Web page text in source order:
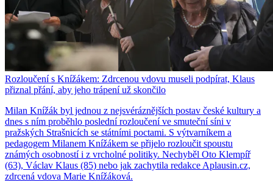
Rozloučení s Knížákem: Zdrcenou vdovu museli podpírat, Klaus
přiznal přání, aby jeho trápení už skončilo
Milan Knížák byl jednou z nejsvéráznějších postav české kultury a
dnes s ním proběhlo poslední rozloučení ve smuteční síni v
pražských Strašnicích se státními poctami. S výtvarníkem a
pedagogem Milanem Knížákem se přijelo rozloučit spoustu
známých osobností i z vrcholné politiky. Nechyběl Oto Klempíř
(63), Václav Klaus (85) nebo jak zachytila redakce Aplausin.cz,
zdrcená vdova Marie Knížáková.